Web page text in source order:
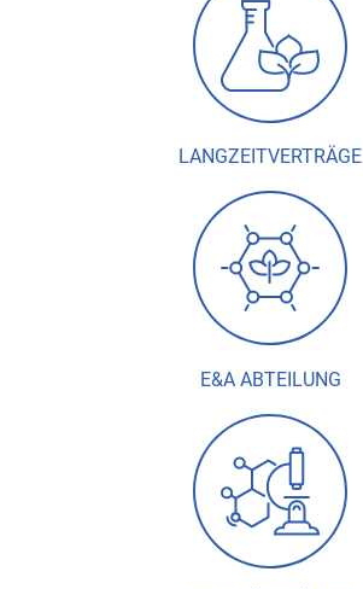
LANGZEITVERTRÄGE
E&A ABTEILUNG